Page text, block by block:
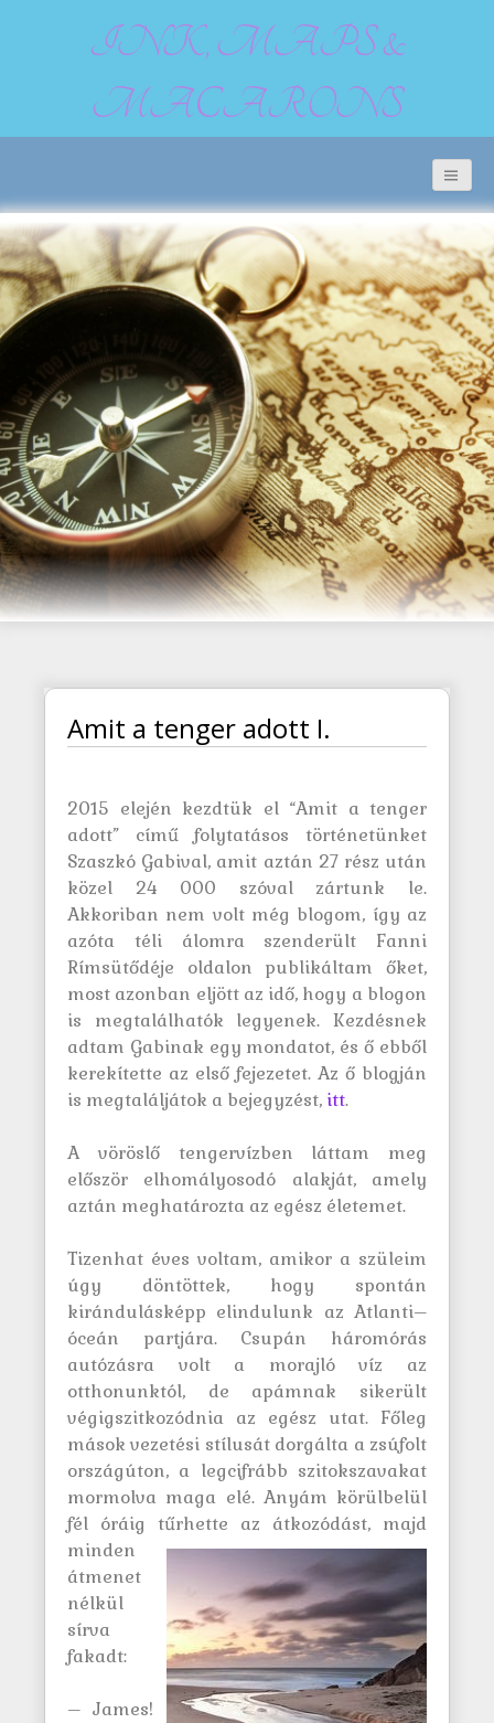
INK, MAPS &
MACARONS
Amit a tenger adott I.
2015 elején kezdtük el “Amit a tenger
adott” című folytatásos történetünket
Szaszkó Gabival, amit aztán 27 rész után
közel 24 000 szóval zártunk le.
Akkoriban nem volt még blogom, így az
azóta téli álomra szenderült Fanni
Rímsütődéje oldalon publikáltam őket,
most azonban eljött az idő, hogy a blogon
is megtalálhatók legyenek. Kezdésnek
adtam Gabinak egy mondatot, és ő ebből
kerekítette az első fejezetet. Az ő blogján
is megtaláljátok a bejegyzést, itt.
A vöröslő tengervízben láttam meg
először elhomályosodó alakját, amely
aztán meghatározta az egész életemet.
Tizenhat éves voltam, amikor a szüleim
úgy döntöttek, hogy spontán
kirándulásképp elindulunk az Atlanti–
óceán partjára. Csupán háromórás
autózásra volt a morajló víz az
otthonunktól, de apámnak sikerült
végigszitkozódnia az egész utat. Főleg
mások vezetési stílusát dorgálta a zsúfolt
országúton, a legcifrább szitokszavakat
mormolva maga elé. Anyám körülbelül
fél óráig tűrhette az átkozódást, majd
minden
átmenet
nélkül
sírva
fakadt:
– James!